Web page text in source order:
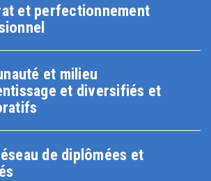
et perfectionnement
et milieu
et diversifiés et
de diplômées et